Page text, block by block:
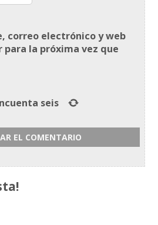
correo electrónico y web
para la próxima vez que
seis